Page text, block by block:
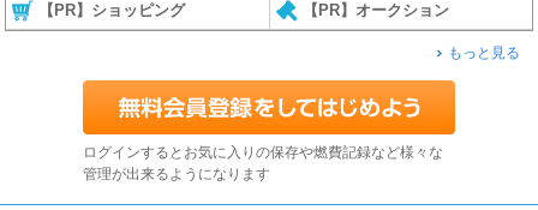
【PR】ショッピング 【PR】オークション
もっと見る
ログインするとお気に入りの保存や燃費記録など様々な
管理が出来るようになります